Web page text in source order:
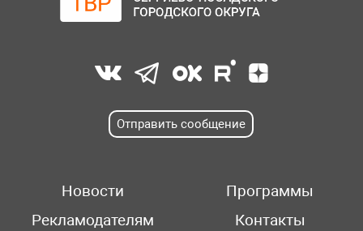
Отправить сообщение
Новости
Программы
Рекламодателям
Контакты